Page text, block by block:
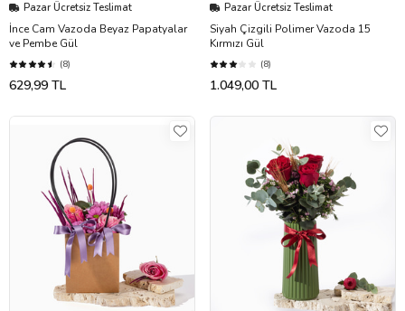
Pazar Ücretsiz Teslimat
İnce Cam Vazoda Beyaz Papatyalar
ve Pembe Gül
(8)
629,99 TL
Pazar Ücretsiz Teslimat
Siyah Çizgili Polimer Vazoda 15
Kırmızı Gül
(8)
1.049,00 TL